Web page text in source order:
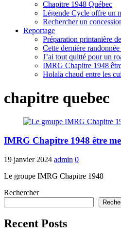
Chapitre 1948 Québec
Légende Cycle offre un
Rechercher un
Reportage
Préparation printanière
Cette dernière
J’ai tout quitté pour un
IMRG Chapitre 1948
Holala chaud entre les
chapitre quebec
IMRG Chapitre 1948 être
19 janvier 2024 admin 0
Le groupe IMRG Chapitre 1948
Rechercher
Recent Posts